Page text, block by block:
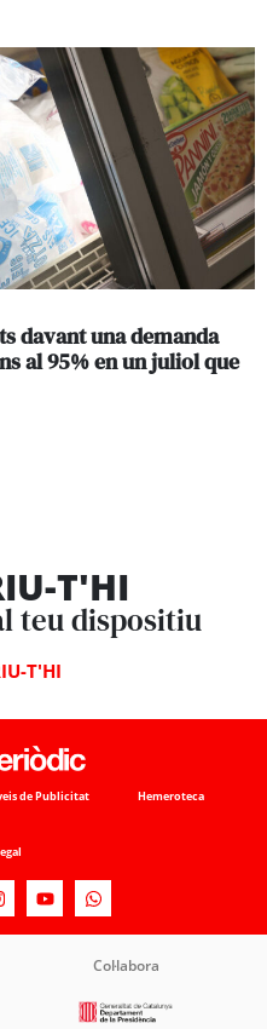
davant una demanda
al 95% en un juliol que
T'HI
teu dispositiu
T'HI
de Publicitat Hemeroteca
Col·labora